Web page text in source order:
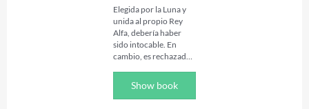
Elegida por la Luna y
unida al propio Rey
Alfa, debería haber
sido intocable. En
cambio, es rechazada
y expulsada como si el
vínculo de pareja
Show book